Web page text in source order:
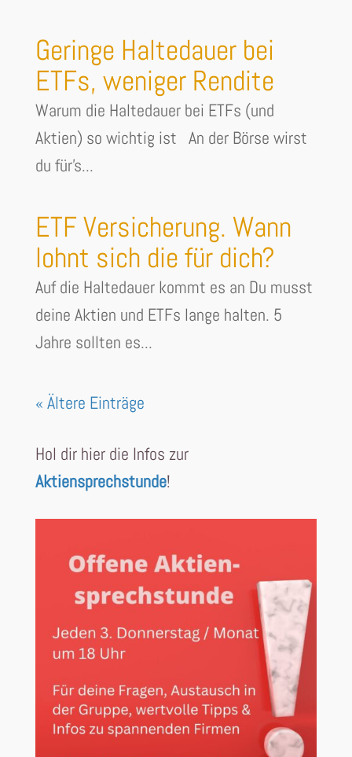
Geringe Haltedauer bei
ETFs, weniger Rendite
Warum die Haltedauer bei ETFs (und
Aktien) so wichtig ist An der Börse wirst
du für's...
ETF Versicherung. Wann
lohnt sich die für dich?
Auf die Haltedauer kommt es an Du musst
deine Aktien und ETFs lange halten. 5
Jahre sollten es...
« Ältere Einträge
Hol dir hier die Infos zur
Aktiensprechstunde!